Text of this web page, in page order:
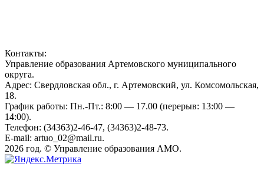
Контакты:
Управление образования Артемовского муниципального
округа.
Адрес: Свердловская обл., г. Артемовский, ул. Комсомольская,
18.
График работы: Пн.-Пт.: 8:00 — 17.00 (перерыв: 13:00 —
14:00).
Телефон: (34363)2-46-47, (34363)2-48-73.
E-mail: artuo_02@mail.ru.
2026 год. © Управление образования АМО.